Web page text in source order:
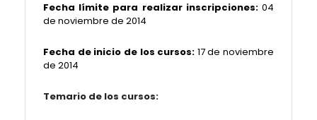
Fecha límite para realizar inscripciones: 04
de noviembre de 2014
Fecha de inicio de los cursos: 17 de noviembre
de 2014
Temario de los cursos: